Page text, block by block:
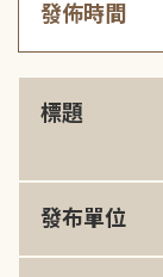
發佈時間
標題
發布單位